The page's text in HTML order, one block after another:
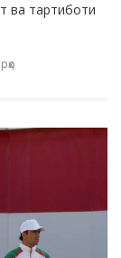
ва тартиботи